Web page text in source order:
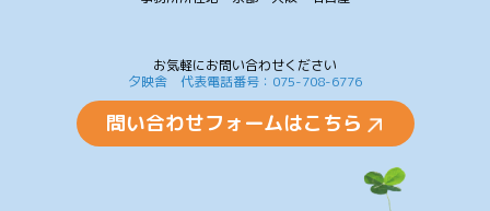
お気軽にお問い合わせください
夕映舎 代表電話番号：075-708-6776
問い合わせフォームはこちら